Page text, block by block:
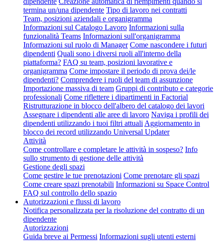
termina un/una dipendente Tipo di lavoro nei contratti
Team, posizioni aziendali e organigramma
Informazioni sul Catalogo Lavoro Informazioni sulla
funzionalità Teams Informazioni sull'organigramma
Informazioni sul ruolo di Manager Come nascondere i futuri
dipendenti Quali sono i diversi ruoli all'interno della
piattaforma? FAQ su team, posizioni lavorative e
organigramma Come impostare il periodo di prova dei/le
dipendenti? Comprendere i ruoli del team di assunzione
Importazione massiva di team Gruppi di contributo e categorie
professionali Come riflettere i dipartimenti in Factorial
Ristrutturazione in blocco dell'albero del catalogo dei lavori
Assegnare i dipendenti alle aree di lavoro Naviga i profili dei
dipendenti utilizzando i tuoi filtri attuali Aggiornamento in
blocco dei record utilizzando Universal Updater
Attività
Come controllare e completare le attività in sospeso? Info
sullo strumento di gestione delle attività
Gestione degli spazi
Come gestire le tue prenotazioni Come prenotare gli spazi
Come creare spazi prenotabili Informazioni su Space Control
FAQ sul controllo dello spazio
Autorizzazioni e flussi di lavoro
Notifica personalizzata per la risoluzione del contratto di un
dipendente
Autorizzazioni
Guida breve ai Permessi Informazioni sugli utenti esterni